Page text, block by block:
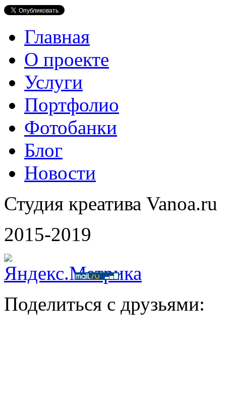
Главная
О проекте
Услуги
Портфолио
Фотобанки
Блог
Новости
Студия креатива Vanoa.ru
2015-2019
Поделиться с друзьями: